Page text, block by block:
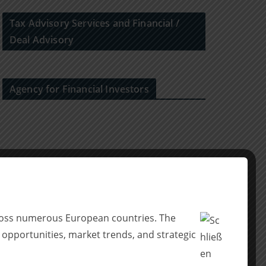
Tax Advisory Services and Financial /
Deal Advisory
Agency for Financial Investors
numerous European countries. The
market trends, and strategic